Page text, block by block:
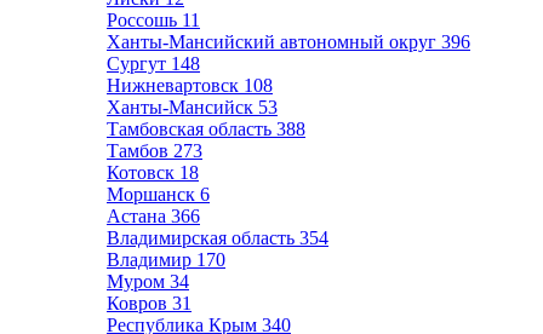
Россошь 11
Ханты-Мансийский автономный округ 396
Сургут 148
Нижневартовск 108
Ханты-Мансийск 53
Тамбовская область 388
Тамбов 273
Котовск 18
Моршанск 6
Астана 366
Владимирская область 354
Владимир 170
Муром 34
Ковров 31
Республика Крым 340